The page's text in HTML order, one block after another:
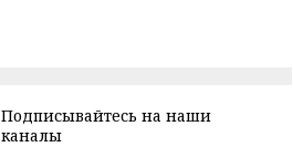
Подписывайтесь на наши
каналы